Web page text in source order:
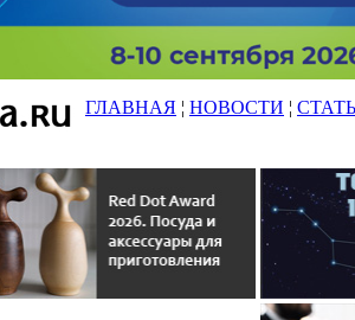
ГЛАВНАЯ ¦ НОВОСТИ ¦